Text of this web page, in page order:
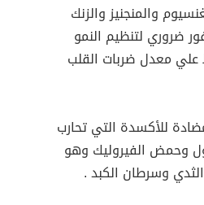
والمنجنيز والزنك
ضروري لتنظيم النمو
علي معدل ضربات القلب
للأكسدة التي تحارب
وحمض الفيروليك وهو
وسرطان الكبد .